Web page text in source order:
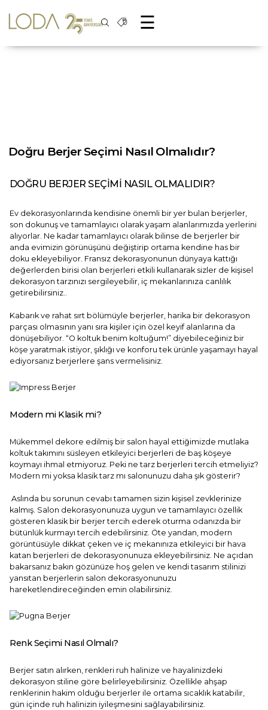
☰
Doğru Berjer Seçimi Nasıl Olmalıdır?
DOĞRU BERJER SEÇİMİ NASIL OLMALIDIR?
Ev dekorasyonlarında kendisine önemli bir yer bulan berjerler,
son dokunuş ve tamamlayıcı olarak yaşam alanlarımızda yerlerini
alıyorlar. Ne kadar tamamlayıcı olarak bilinse de berjerler bir
anda evimizin görünüşünü değiştirip ortama kendine has bir
doku ekleyebiliyor. Fransız dekorasyonunun dünyaya kattığı
değerlerden birisi olan berjerleri etkili kullanarak sizler de kişisel
dekorasyon tarzınızı sergileyebilir, iç mekanlarınıza canlılık
getirebilirsiniz..
Kabarık ve rahat sırt bölümüyle berjerler, harika bir dekorasyon
parçası olmasının yanı sıra kişiler için özel keyif alanlarına da
dönüşebiliyor. “O koltuk benim koltuğum!” diyebileceğiniz bir
köşe yaratmak istiyor, şıklığı ve konforu tek ürünle yaşamayı hayal
ediyorsanız berjerlere şans vermelisiniz.
Modern mi Klasik mi?
Mükemmel dekore edilmiş bir salon hayal ettiğimizde mutlaka
koltuk takımını süsleyen etkileyici berjerleri de baş köşeye
koymayı ihmal etmiyoruz. Peki ne tarz berjerleri tercih etmeliyiz?
Modern mi yoksa klasik tarz mı salonunuzu daha şık gösterir?
Aslında bu sorunun cevabı tamamen sizin kişisel zevklerinize
kalmış. Salon dekorasyonunuza uygun ve tamamlayıcı özellik
gösteren klasik bir berjer tercih ederek oturma odanızda bir
bütünlük kurmayı tercih edebilirsiniz. Öte yandan, modern
görüntüsüyle dikkat çeken ve iç mekanınıza etkileyici bir hava
katan berjerleri de dekorasyonunuza ekleyebilirsiniz. Ne açıdan
bakarsanız bakın gözünüze hoş gelen ve kendi tasarım stilinizi
yansıtan berjerlerin salon dekorasyonunuzu
hareketlendireceğinden emin olabilirsiniz.
Renk Seçimi Nasıl Olmalı?
Berjer satın alırken, renkleri ruh halinize ve hayalinizdeki
dekorasyon stiline göre belirleyebilirsiniz. Özellikle ahşap
renklerinin hakim olduğu berjerler ile ortama sıcaklık katabilir,
gün içinde ruh halinizin iyileşmesini sağlayabilirsiniz.